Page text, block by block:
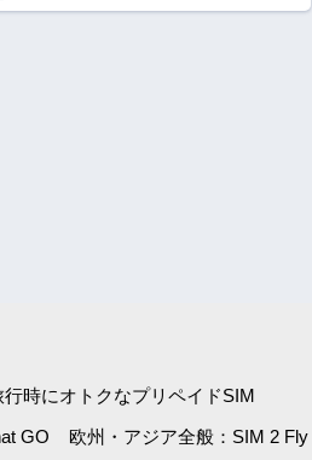
の乗車レポート【2023年7
行時にオトクなプリペイドSIM
GO 欧州・アジア全般：SIM 2 Fly